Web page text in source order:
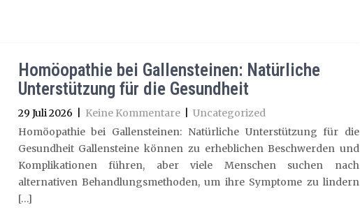
Homöopathie bei Gallensteinen: Natürliche
Unterstützung für die Gesundheit
29 Juli 2026 Keine Kommentare
Uncategorized
Homöopathie bei Gallensteinen: Natürliche Unterstützung für die
Gesundheit Gallensteine können zu erheblichen Beschwerden und
Komplikationen führen, aber viele Menschen suchen nach
alternativen Behandlungsmethoden, um ihre Symptome zu lindern
[…]